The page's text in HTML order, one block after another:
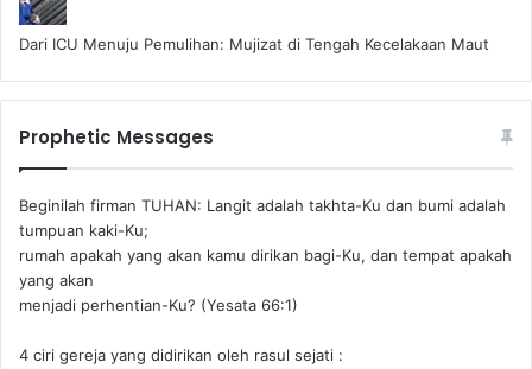
Dari ICU Menuju Pemulihan: Mujizat di Tengah Kecelakaan Maut
Prophetic Messages
Beginilah firman TUHAN: Langit adalah takhta-Ku dan bumi adalah
tumpuan kaki-Ku;
rumah apakah yang akan kamu dirikan bagi-Ku, dan tempat apakah
yang akan
menjadi perhentian-Ku? (Yesata 66:1) ‪
4 ciri gereja yang didirikan oleh rasul sejati :